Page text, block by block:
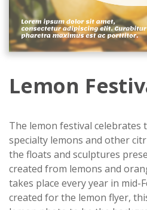
Lemon
The lemon festival
specialty lemons and other
the floats and sculptures
created from lemons and
takes place every year in mid-
created for the lemon flyer,